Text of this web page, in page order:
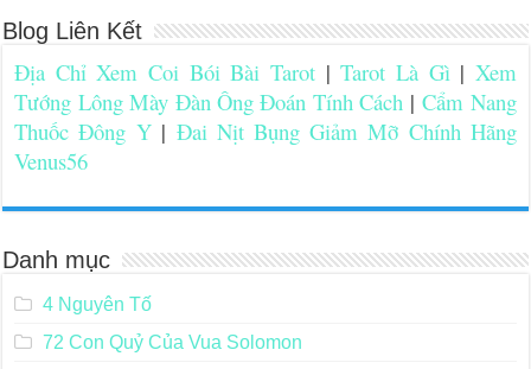
Blog Liên Kết
Địa Chỉ Xem Coi Bói Bài Tarot |Tarot Là Gì| Xem
Tướng Lông Mày Đàn Ông Đoán Tính Cách |Cẩm Nang
Thuốc Đông Y| Đai Nịt Bụng Giảm Mỡ Chính Hãng
Venus56
Danh mục
4 Nguyên Tố
72 Con Quỷ Của Vua Solomon